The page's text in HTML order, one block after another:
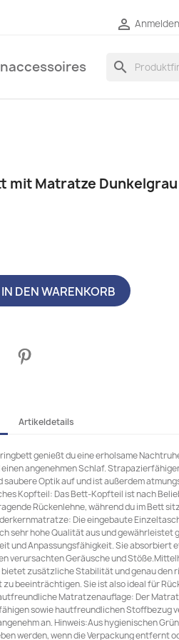
 Anmelden
search
mit Matratze
IN DEN WARENKORB
Artikeldetails
genießt du eine erholsame
einen angenehmen Schlaf.
saubere Optik auf und ist außerdem
Kopfteil: Das Bett-Kopfteil ist nach
Rückenlehne, während du im Bett
Die eingebaute
sehr hohe Qualität aus und gewährleistet
und Anpassungsfähigkeit. Sie absorbiert
verursachten Geräusche und
zusätzliche Stabilität und genau den
zu beeinträchtigen. Sie ist also ideal für
Matratzenauflage: Der
sowie hautfreundlichen Stoffbezug
an. Hinweis:Aus hygienischen
werden, wenn die Verpackung entfernt